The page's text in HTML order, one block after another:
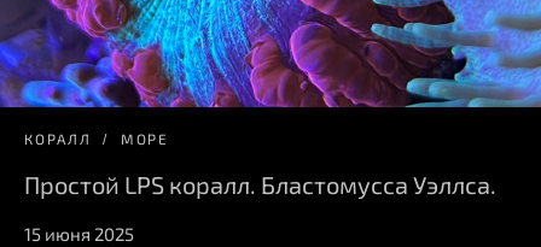
КОРАЛЛ МОРЕ
Простой LPS коралл. Бластомусса Уэллса.
15 июня 2025